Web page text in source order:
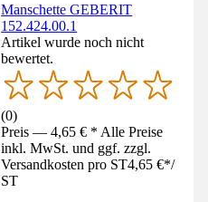
Manschette GEBERIT
152.424.00.1
Artikel wurde noch nicht
bewertet.
(0)
Preis — 4,65 € * Alle Preise
inkl. MwSt. und ggf. zzgl.
Versandkosten pro ST4,65 €*/
ST